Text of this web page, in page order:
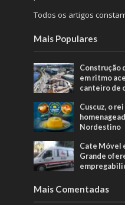
Todos os artigos
Mais Populares
Construção
em ritmo
canteiro de
Cuscuz, o
Nordestino
Cate Móvel
Grande
Mais Comentadas